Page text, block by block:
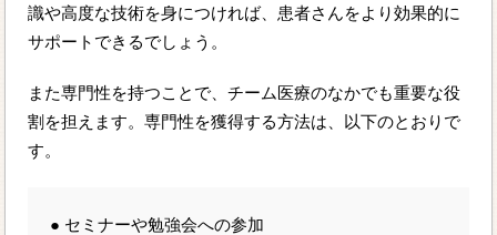
識や高度な技術を身につければ、患者さんをより効果的に
サポートできるでしょう。
また専門性を持つことで、チーム医療のなかでも重要な役
割を担えます。専門性を獲得する方法は、以下のとおりで
す。
● セミナーや勉強会への参加